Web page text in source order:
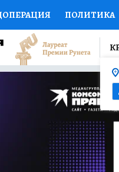
ПОЛИТИКА
НАУКА СПОРТ
ФИНАНСЫ
НА СПОРТ
ТЕЛЕВИЗОР
НОВОЕ НА